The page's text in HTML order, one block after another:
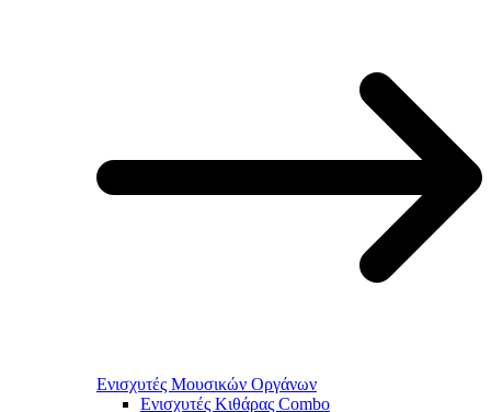
Ενισχυτές Μουσικών Οργάνων
Ενισχυτές Κιθάρας Combo